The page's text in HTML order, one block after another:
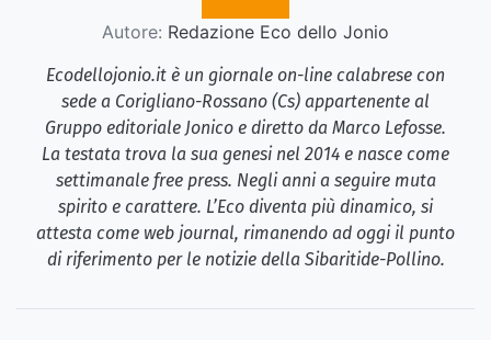
Autore: Redazione Eco dello Jonio
Ecodellojonio.it è un giornale on-line calabrese con
sede a Corigliano-Rossano (Cs) appartenente al
Gruppo editoriale Jonico e diretto da Marco Lefosse.
La testata trova la sua genesi nel 2014 e nasce come
settimanale free press. Negli anni a seguire muta
spirito e carattere. L’Eco diventa più dinamico, si
attesta come web journal, rimanendo ad oggi il punto
di riferimento per le notizie della Sibaritide-Pollino.